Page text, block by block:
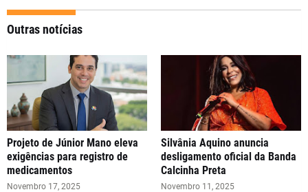
Outras notícias
Projeto de Júnior Mano eleva
exigências para registro de
medicamentos
Novembro 17, 2025
Silvânia Aquino anuncia
desligamento oficial da Banda
Calcinha Preta
Novembro 11, 2025